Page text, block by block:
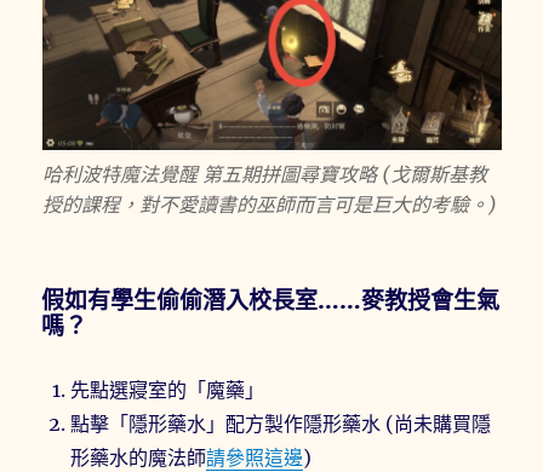
哈利波特魔法覺醒 第五期拼圖尋寶攻略 (戈爾斯基教
授的課程，對不愛讀書的巫師而言可是巨大的考驗。)
假如有學生偷偷潛入校長室……麥教授會生氣
嗎？
先點選寢室的「魔藥」
點擊「隱形藥水」配方製作隱形藥水 (尚未購買隱
形藥水的魔法師請參照這邊)